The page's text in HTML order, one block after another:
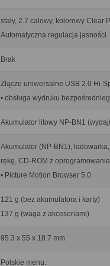
stały, 2.7 calowy, kolorowy
Automatyczna regulacja jasności
Brak
Złącze uniwersalne USB 2.0 Hi-
• obsługa wydruku
Akumulator litowy NP-BN1
Akumulator (NP-BN1),
rękę, CD-ROM z
• Picture Motion Browser 5.0
121 g (bez akumulatora i karty)
137 g (waga z akcesoriami)
95.3 x 55 x 18.7 mm
Polskie menu.